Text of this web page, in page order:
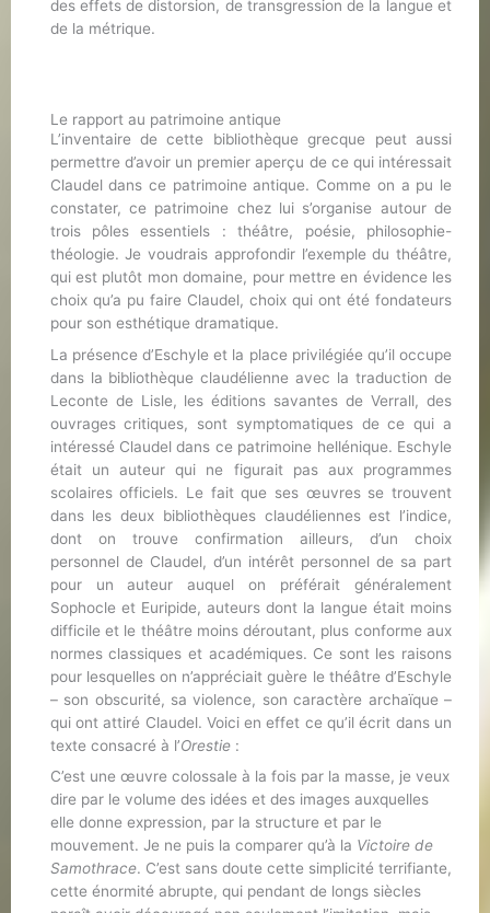
des effets de distorsion, de transgression de la langue et
de la métrique.
Le rapport au patrimoine antique
L’inventaire de cette bibliothèque grecque peut aussi
permettre d’avoir un premier aperçu de ce qui intéressait
Claudel dans ce patrimoine antique. Comme on a pu le
constater, ce patrimoine chez lui s’organise autour de
trois pôles essentiels : théâtre, poésie, philosophie-
théologie. Je voudrais approfondir l’exemple du théâtre,
qui est plutôt mon domaine, pour mettre en évidence les
choix qu’a pu faire Claudel, choix qui ont été fondateurs
pour son esthétique dramatique.
La présence d’Eschyle et la place privilégiée qu’il occupe
dans la bibliothèque claudélienne avec la traduction de
Leconte de Lisle, les éditions savantes de Verrall, des
ouvrages critiques, sont symptomatiques de ce qui a
intéressé Claudel dans ce patrimoine hellénique. Eschyle
était un auteur qui ne figurait pas aux programmes
scolaires officiels. Le fait que ses œuvres se trouvent
dans les deux bibliothèques claudéliennes est l’indice,
dont on trouve confirmation ailleurs, d’un choix
personnel de Claudel, d’un intérêt personnel de sa part
pour un auteur auquel on préférait généralement
Sophocle et Euripide, auteurs dont la langue était moins
difficile et le théâtre moins déroutant, plus conforme aux
normes classiques et académiques. Ce sont les raisons
pour lesquelles on n’appréciait guère le théâtre d’Eschyle
– son obscurité, sa violence, son caractère archaïque –
qui ont attiré Claudel. Voici en effet ce qu’il écrit dans un
texte consacré à l’Orestie :
C’est une œuvre colossale à la fois par la masse, je veux
dire par le volume des idées et des images auxquelles
elle donne expression, par la structure et par le
mouvement. Je ne puis la comparer qu’à la Victoire de
Samothrace. C’est sans doute cette simplicité terrifiante,
cette énormité abrupte, qui pendant de longs siècles